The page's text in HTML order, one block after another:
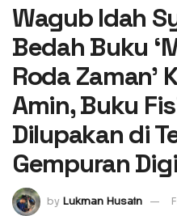
Wagub Idah
Bedah Buku
Roda Zaman’
Amin, Buku
Dilupakan di
Gempuran
by Lukman Husain